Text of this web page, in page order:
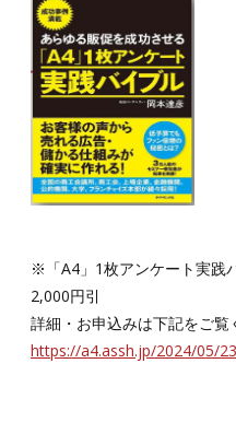
※「A4」1枚アンケート実践
2,000円引
詳細・お申込みは下記をご覧
https://a4.assh.jp/2024/05/